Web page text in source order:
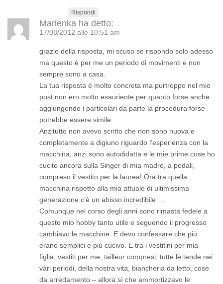
Rispondi
Marienka ha detto:
17/08/2012 alle 10:51 am
grazie della risposta, mi scuso se rispondo solo adesso
ma questo è per me un periodo di movimenti e non
sempre sono a casa.
La tua risposta è molto concreta ma purtroppo nel mio
post non ero molto esauriente per quanto forse anche
aggiungendo i particolari da parte la procedura forse
potrebbe essere simile.
Anzitutto non avevo scritto che non sono nuova e
completamente a digiuno riguardo l’esperienza con la
macchina, anzi sono autodidatta e le mie prime cose ho
cucito ancora sulla Singer di mia madre, a pedali,
compreso il vestito per la laurea! Ora tra quella
macchina rispetto alla mia attuale di ultimissima
generazione c’è un abisso incredibile …
Comunque nel corso degli anni sono rimasta fedele a
questo mio hobby tanto utile e seguendo il progresso
cambiavo le macchine. E devo confessare che più
erano semplici e più cucivo. E tra i vestitini per mia
figlia, vestiti per me, tailleur compresi, tutte le tende nei
vari periodi, della nostra vita, biancheria da letto, cose
da arredamento – allora sì che ammortizzavo le